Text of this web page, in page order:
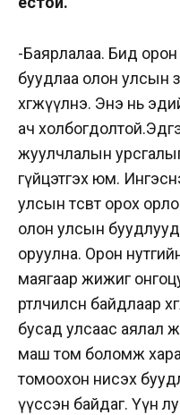
-Баярлалаа. Бид орон
буудлаа олон улсын
хөгжүүлнэ. Энэ нь
ач
жуулчлалын
гүйцэтгэх юм.
улсын төсөвт орох
олон улсын
оруулна. Орон
маягаар жижиг
өртөөлчилсөн
бусад улсаас аялал
маш том боломж
томоохон нисэх
үүссэн байдаг. Үүн